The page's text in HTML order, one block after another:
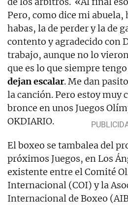
Pero, como dice mi abuela,
habas, la de perder y la de
contento y agradecido con
trabajo, aunque no lo
que es lo que siempre
dejan escalar. Me dan
la canción. Pero estoy muy
bronce en unos Juegos
OKDIARIO.
El boxeo se tambalea del
próximos Juegos, en Los
existente entre el Comité
Internacional (COI) y la
Internacional de Boxeo